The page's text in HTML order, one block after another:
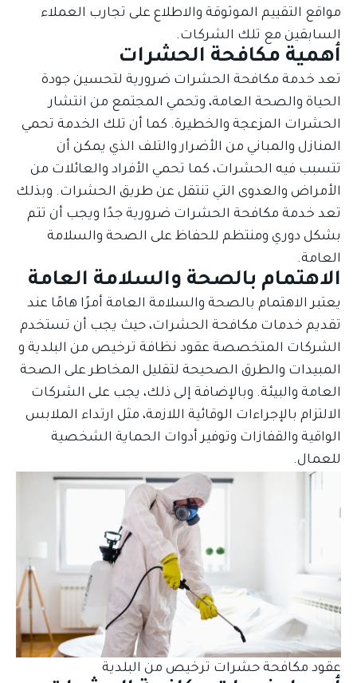
مواقع التقييم الموثوقة والاطلاع على تجارب العملاء
السابقين مع تلك الشركات.
أهمية مكافحة الحشرات
تعد خدمة مكافحة الحشرات ضرورية لتحسين جودة
الحياة والصحة العامة، وتحمي المجتمع من انتشار
الحشرات المزعجة والخطيرة. كما أن تلك الخدمة تحمي
المنازل والمباني من الأضرار والتلف الذي يمكن أن
تتسبب فيه الحشرات، كما تحمي الأفراد والعائلات من
الأمراض والعدوى التي تنتقل عن طريق الحشرات. وبذلك
تعد خدمة مكافحة الحشرات ضرورية جدًا ويجب أن تتم
بشكل دوري ومنتظم للحفاظ على الصحة والسلامة
العامة.
الاهتمام بالصحة والسلامة العامة
يعتبر الاهتمام بالصحة والسلامة العامة أمرًا هامًا عند
تقديم خدمات مكافحة الحشرات، حيث يجب أن تستخدم
الشركات المتخصصة عقود نظافة ترخيص من البلدية و
المبيدات والطرق الصحيحة لتقليل المخاطر على الصحة
العامة والبيئة. وبالإضافة إلى ذلك، يجب على الشركات
الالتزام بالإجراءات الوقائية اللازمة، مثل ارتداء الملابس
الواقية والقفازات وتوفير أدوات الحماية الشخصية
للعمال.
عقود مكافحة حشرات ترخيص من البلدية